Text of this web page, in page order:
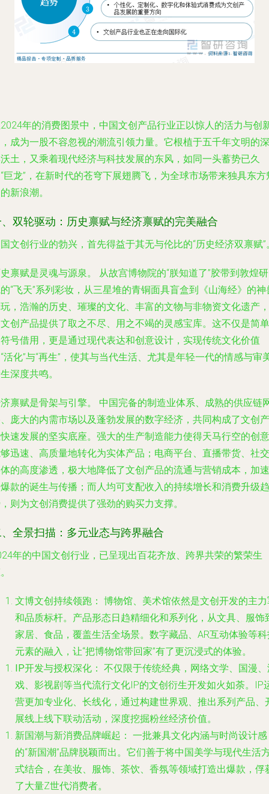
年的消费图景中，中国文创产品行业正以惊人的活力与创
成为一股不容忽视的潮流引领力量。它根植于五千年文明的深
土，又乘着现代经济与科技发展的东风，如同一头蓄势已久
巨龙”，在新时代的苍穹下展翅腾飞，为全球市场带来独具东方
新浪潮。
双轮驱动：历史禀赋与经济禀赋的完美融合
文创行业的勃兴，首先得益于其无与伦比的“历史经济双禀赋”
禀赋是灵魂与源泉。
从故宫博物院的“朕知道了”胶带到敦煌
“飞天”系列彩妆，从三星堆的青铜面具盲盒到《山海经》的神
，浩瀚的历史、璀璨的文化、丰富的文物与非物资文化遗产，
创产品提供了取之不尽、用之不竭的灵感宝库。这不仅是简单
号借用，更是通过现代表达和创意设计，实现传统文化价值
活化”与“再生”，使其与当代生活、尤其是年轻一代的情感与审
深度共鸣。
禀赋是骨架与引擎。
中国完备的制造业体系、成熟的供应链
庞大的内需市场以及蓬勃发展的数字经济，共同构成了文创产
速发展的坚实底座。强大的生产制造能力使得天马行空的创意
迅速、高质量地转化为实体产品；电商平台、直播带货、社交
的高度渗透，极大地降低了文创产品的流通与营销成本，加速
款的诞生与传播；而人均可支配收入的持续增长和消费升级趋
则为文创消费提供了强劲的购买力支撑。
全景扫描：多元业态与跨界融合
年的中国文创行业，已呈现出百花齐放、跨界共荣的繁荣生
文博文创持续领跑： 博物馆、美术馆依然是文创开发的主
和品质标杆。产品形态日趋精细化和系列化，从文具、服饰
家居、食品，覆盖生活全场景。数字藏品、AR互动体验等
元素的融入，让“把博物馆带回家”有了更沉浸式的体验。
IP开发与授权深化： 不仅限于传统经典，网络文学、国漫
戏、影视剧等当代流行文化IP的文创衍生开发如火如荼。IP
营更加专业化、长线化，通过构建世界观、推出系列产品、
展线上线下联动活动，深度挖掘粉丝经济价值。
新国潮与新消费品牌崛起： 一批兼具文化内涵与时尚设计感
的“新国潮”品牌脱颖而出。它们善于将中国美学与现代生活
式结合，在美妆、服饰、茶饮、香氛等领域打造出爆款，俘
了大量Z世代消费者。